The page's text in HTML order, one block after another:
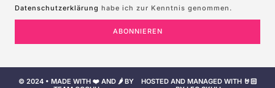
Datenschutzerklärung habe ich zur Kenntnis genommen.
ABONNIEREN
© 2024 • MADE WITH ❤️ AND 🌶️ BY
HOSTED AND MANAGED WITH 🤘🏻